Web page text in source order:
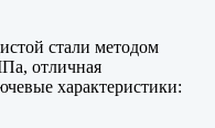
стали методом
отличная
характеристики: